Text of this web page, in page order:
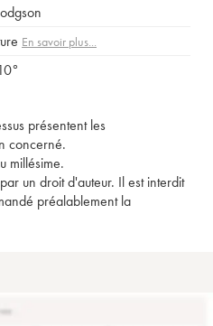
En savoir plus...
présentent les
concerné.
millésime.
un droit d'auteur. Il est interdit
préalablement la